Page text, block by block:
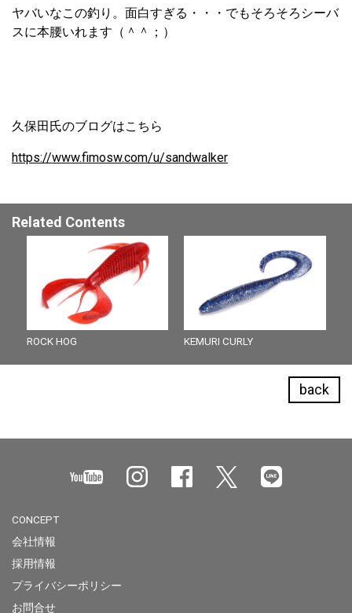
ヤバいなこの釣り。面白すぎる・・・でもそろそろシーバ
スに本腰いれます（＾＾；）
久保田氏のブログはこちら
https://www.fimosw.com/u/sandwalker
Related Contents
ROCK HOG KEMURI CURLY
back
CONCEPT
会社情報
採用情報
プライバシーポリシー
お問合せ